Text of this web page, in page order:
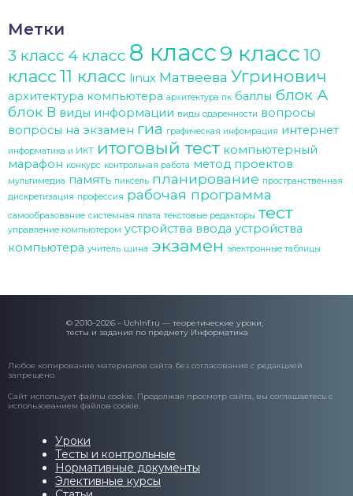
Метки
3 класс 4 класс 8 класс9 класс10
класс11 класс linux Матвеева Угринович
архитектура компьютера архитектура пк баллы блок А
блок В виды информации виды одаренности вопросы
вопросы на экзамен гиа графическая инфомрация интернет
информатика и ИКТ итоговый тест компьютерный
марафон конкурс контрольная работа метод проектов
мультимедиа память пиксель планирование пространственная
дискретизация профессия рабочая программа
самообразование системная плата текстовые редакторы тест
управление компьютером устройства ввода устройства
компьютера учитель шина экзамен электронные таблицы
© 2010–2026 – UchInf.ru — теоретические уроки,
тесты и задания по предмету Информатика
Любое копирование материалов сайта без согласования с редакцией
запрещено.
Сайт использует файлы cookie. Продолжая просмотр сайта, вы соглашаетесь с
использованием файлов cookie.
Уроки
Тесты и контрольные
Нормативные документы
Элективные курсы